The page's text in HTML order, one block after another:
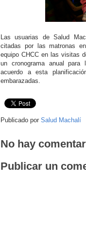
Las usuarias de Salud
citadas por las matronas
equipo CHCC en las visitas
un cronograma anual
acuerdo a esta
embarazadas.
Publicado por Salud Machalí
No hay
Publicar un